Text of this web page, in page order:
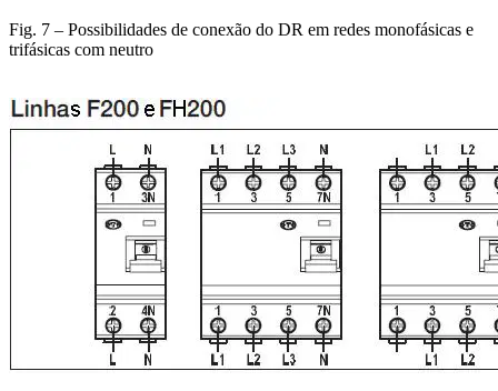
Fig. 7 – Possibilidades de conexão do DR em redes monofásicas e
trifásicas com neutro